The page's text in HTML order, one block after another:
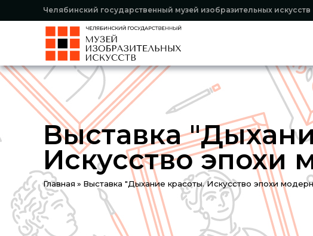
Челябинский государственный музей изобразительных искусств
Выставка
Искусство эпохи
You
are
here
Главная » Выставка "Дыхание красоты. Искусство эпохи